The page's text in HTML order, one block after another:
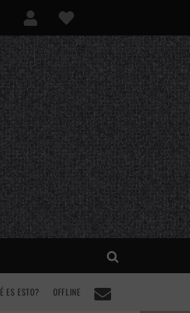
ES ESTO? OFFLINE